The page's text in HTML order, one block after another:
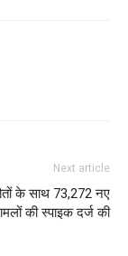
Next article
के साथ 73,272 नए
की स्पाइक दर्ज की